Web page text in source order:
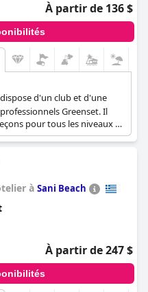
À partir de 136 $
d'un club et d'une
Greenset. Il
pour tous les niveaux et
et organise des
à Sani Beach
À partir de 247 $